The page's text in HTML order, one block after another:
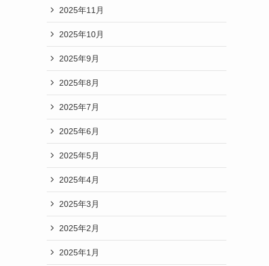
2025年11月
2025年10月
2025年9月
2025年8月
2025年7月
2025年6月
2025年5月
2025年4月
2025年3月
2025年2月
2025年1月